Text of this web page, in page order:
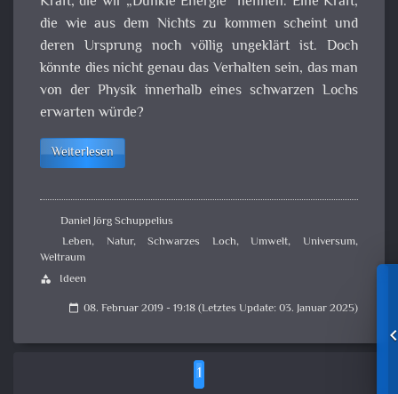
die wie aus dem Nichts zu kommen scheint und
deren Ursprung noch völlig ungeklärt ist. Doch
könnte dies nicht genau das Verhalten sein, das man
von der Physik innerhalb eines schwarzen Lochs
erwarten würde?
Weiterlesen
Daniel Jörg Schuppelius
Leben, Natur,Schwarzes Loch,Umwelt,Universum,
Weltraum
category Ideen
calendar_today 08. Februar 2019 - 19:18 (Letztes Update: 03. Januar 2025)
1